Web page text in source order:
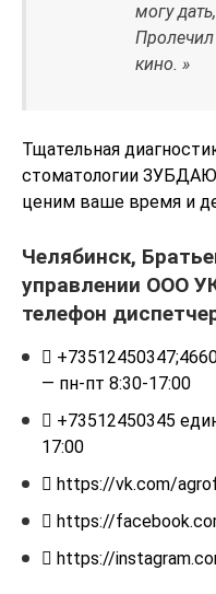
могу
Пролечил
кино. »
Тщательная
стоматологии
ценим ваше время и
Челябинск,
управлении ООО
телефон

— пн-пт 8:30-17:00
 +73512450345
17:00
 https://vk.com/
 https://
 https://